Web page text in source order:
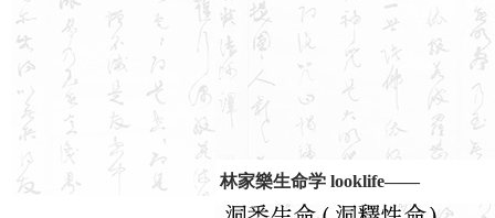
林家樂生命学 looklife——